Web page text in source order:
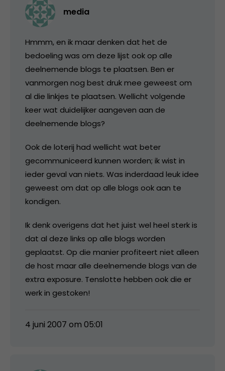
media
Hmmm, en ik maar denken dat het de
bedoeling was om deze lijst ook op alle
deelnemende blogs te plaatsen. Ben er
vanmorgen nog best druk mee geweest om
al die linkjes te plaatsen. Wellicht volgende
keer wat duidelijker aangeven aan de
deelnemende blogs?
Ook de loterij had wellicht wat beter
gecommuniceerd kunnen worden; ik wist in
ieder geval van niets. Was inderdaad leuk idee
geweest om dat op alle blogs ook aan te
kondigen.
Ik denk overigens dat het juist wel heel sterk is
dat al deze links op alle blogs worden
geplaatst. Op die manier profiteert niet alleen
de host maar alle deelnemende blogs van de
extra exposure. Tenslotte hebben ook die er
werk in gestoken!
4 juni 2007 om 05:01